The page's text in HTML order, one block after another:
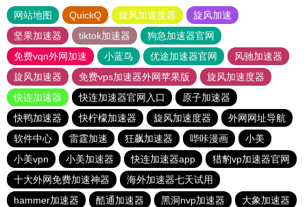
网站地图 QuickQ 旋风加速度器
旋风加速
坚果加速器
tiktok加速器
狗急加速器官网
免费vqn外网加速
小蓝鸟 优途加速器官网
风驰加速器
旋风加速器
免费vps加速器外网苹果版
旋风加速度器
快连加速器
快连加速器官网入口
原子加速器
快鸭加速器
快柠檬加速器 旋风加速度器
外网网址导航
软件中心
雷霆加速 狂飙加速器 哔咔漫画
小美
小美vpn
小美加速器 快连加速器app
猎豹vp加速器官网
十大外网免费加速神器
海外加速器七天试用
hammer加速器
酷通加速器 黑洞nvp加速器
大象加速器